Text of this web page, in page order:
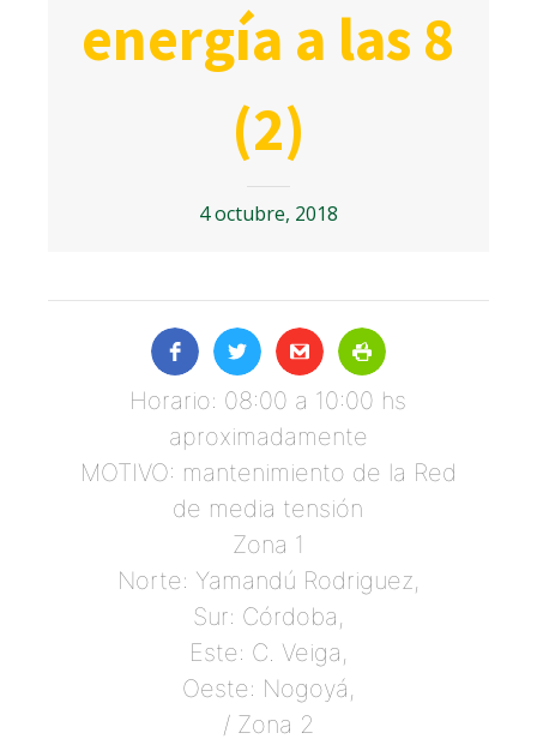
energía a las 8
(2)
4 octubre, 2018
Horario: 08:00 a 10:00 hs
aproximadamente
MOTIVO: mantenimiento de la Red
de media tensión
Zona 1
Norte: Yamandú Rodriguez,
Sur: Córdoba,
Este: C. Veiga,
Oeste: Nogoyá,
/ Zona 2